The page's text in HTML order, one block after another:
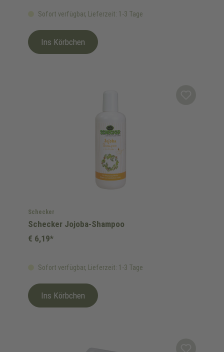
Sofort verfügbar, Lieferzeit: 1-3 Tage
Ins Körbchen
Schecker
Schecker Jojoba-Shampoo
Sofort verfügbar, Lieferzeit: 1-3 Tage
€ 6,19*
Ins Körbchen